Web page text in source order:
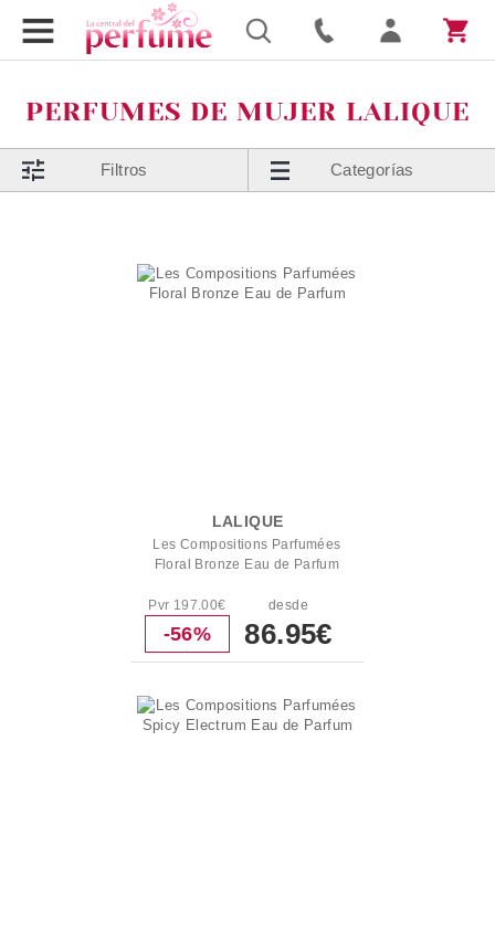
PERFUMES DE MUJER LALIQUE
Filtros Categorías
LALIQUE
Les Compositions Parfumées
Floral Bronze Eau de Parfum
Pvr 197.00€
-56%
desde
86.95€